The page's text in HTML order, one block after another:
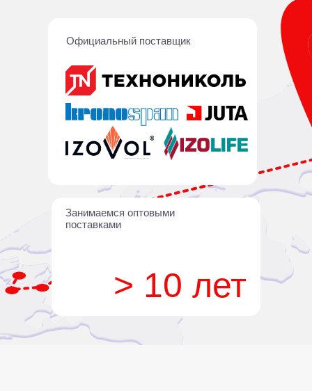
> 10 лет
Занимаемся оптовыми
поставками
Официальный поставщик